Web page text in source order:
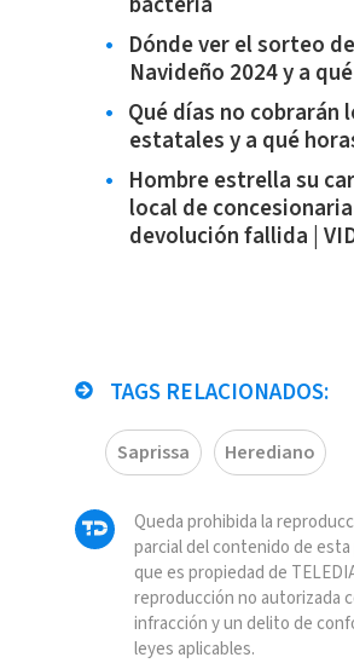
Dónde ver el sorteo
Navideño 2024 y a
Qué días no cobrarán
estatales y a qué
Hombre estrella su
local de
devolución fallida |
TAGS RELACIONADOS:
Saprissa Herediano
Queda prohibida la
parcial del contenido de esta
que es propiedad de
reproducción no autorizada
infracción y un delito de
leyes aplicables.